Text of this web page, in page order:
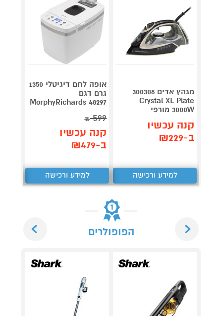
מגהץ אדים 300308
Crystal XL Plate
3000W מורפי
קנה עכשיו
ב-₪229
למידע ורכישה
אופה לחם דיגיטלי 1350
גרם דגם
MorphyRichards 48297
599
₪
קנה עכשיו
ב-₪479
למידע ורכישה
הפופולרים